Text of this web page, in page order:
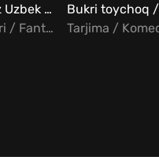
Chorasiz / Ilojsiz Uzbek tilida
Tarjima / Jangari / Fantastika